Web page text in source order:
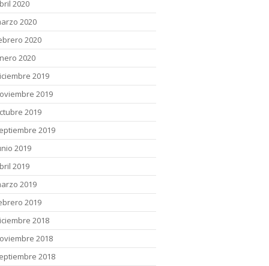
2020
2020
2020
2020
2019
2019
2019
2019
2019
2019
2019
2019
2018
2018
2018